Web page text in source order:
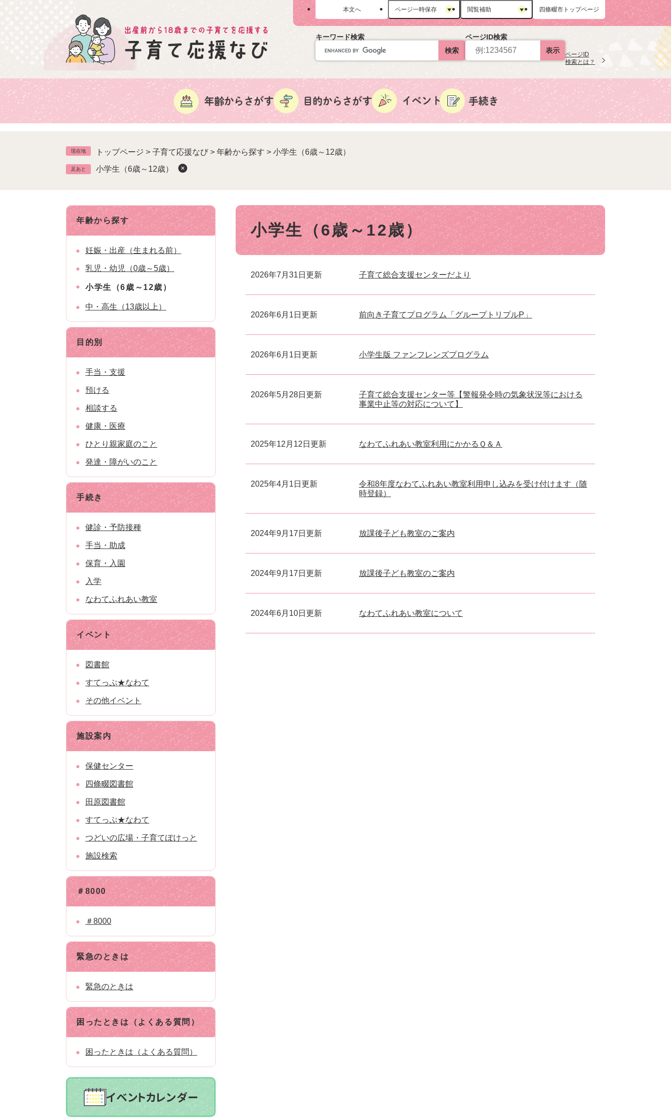
で
メニューを飛ばして本文へ
本文へ ページ一時保存 閲覧補助 四條畷市トップページ
キーワード検索
検索
ページID検索
ページID
検索とは？
表示
現在地 トップページ > 子育て応援なび > 年齢から探す > 小学生（6歳～12歳）
足あと 小学生（6歳～12歳）
本
文
小学生（6歳～12歳）
2026年7月31日更新 子育て総合支援センターだより
2026年6月1日更新 前向き子育てプログラム「グループトリプルP」
2026年6月1日更新 小学生版 ファンフレンズプログラム
2026年5月28日更新
子育て総合支援センター等【警報発令時の気象状況等における
事業中止等の対応について】
2025年12月12日更新 なわてふれあい教室利用にかかるＱ＆Ａ
2025年4月1日更新
令和8年度なわてふれあい教室利用申し込みを受け付けます（随
時登録）
2024年9月17日更新 放課後子ども教室のご案内
2024年9月17日更新 放課後子ども教室のご案内
2024年6月10日更新 なわてふれあい教室について
年齢から探す
妊娠・出産（生まれる前）
乳児・幼児（0歳～5歳）
小学生（6歳～12歳）
中・高生（13歳以上）
目的別
手当・支援
預ける
相談する
健康・医療
ひとり親家庭のこと
発達・障がいのこと
手続き
健診・予防接種
手当・助成
保育・入園
入学
なわてふれあい教室
イベント
図書館
すてっぷ★なわて
その他イベント
施設案内
保健センター
四條畷図書館
田原図書館
すてっぷ★なわて
つどいの広場・子育てぽけっと
施設検索
＃8000
＃8000
緊急のときは
緊急のときは
困ったときは（よくある質問）
困ったときは（よくある質問）